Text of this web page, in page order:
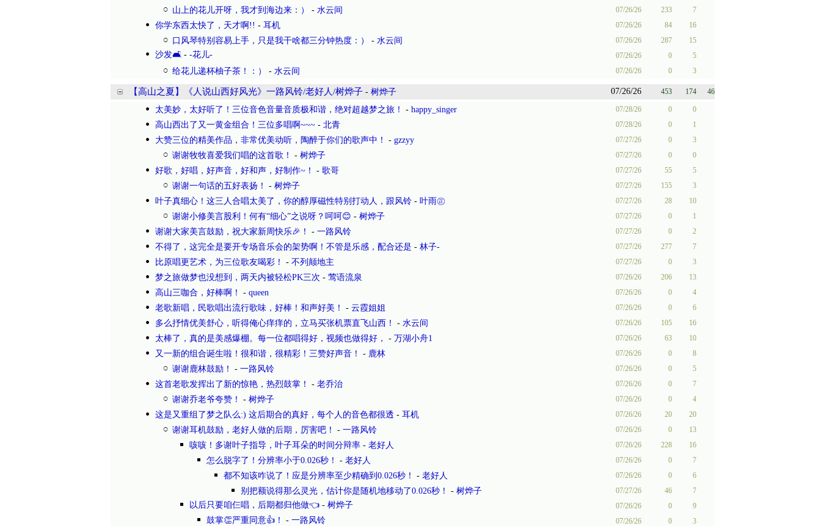
山上的花儿开呀，我才到海边来：） - 水云间 07/26/26 233 7
你学东西太快了，天才啊!! - 耳机 07/26/26 84 16
口风琴特别容易上手，只是我干啥都三分钟热度：） - 水云间 07/26/26 287 15
沙发🛋️ - -花儿- 07/26/26 0 5
给花儿递杯柚子茶！：） - 水云间 07/26/26 0 3
【高山之夏】《人说山西好风光》一路风铃/老好人/树烨子 - 树烨子 07/26/26 453 174 46
太美妙，太好听了！三位音色音量音质极和谐，绝对超越梦之旅！ - happy_singer 07/28/26 0 0
高山西出了又一黄金组合！三位多唱啊~~~ - 北青 07/28/26 0 1
大赞三位的精美作品，非常优美动听，陶醉于你们的歌声中！ - gzzyy 07/27/26 0 3
谢谢牧牧喜爱我们唱的这首歌！ - 树烨子 07/27/26 0 0
好歌，好唱，好声音，好和声，好制作~！ - 歌哥 07/27/26 55 5
谢谢一句话的五好表扬！ - 树烨子 07/27/26 155 3
叶子真细心！这三人合唱太美了，你的醇厚磁性特别打动人，跟风铃 - 叶雨㊣ 07/27/26 28 10
谢谢小修美言股利！何有“细心”之说呀？呵呵😊 - 树烨子 07/27/26 0 1
谢谢大家美言鼓励，祝大家新周快乐🎉！ - 一路风铃 07/27/26 0 2
不得了，这完全是要开专场音乐会的架势啊！不管是乐感，配合还是 - 林子- 07/27/26 277 7
比原唱更艺术，为三位歌友喝彩！ - 不列颠地主 07/27/26 0 3
梦之旅做梦也没想到，两天内被轻松PK三次 - 莺语流泉 07/26/26 206 13
高山三咖合，好棒啊！ - queen 07/26/26 0 4
老歌新唱，民歌唱出流行歌味，好棒！和声好美！ - 云霞姐姐 07/26/26 0 6
多么抒情优美舒心，听得俺心痒痒的，立马买张机票直飞山西！ - 水云间 07/26/26 105 16
太棒了，真的是美感爆棚。每一位都唱得好，视频也做得好， - 万湖小舟1 07/26/26 63 10
又一新的组合诞生啦！很和谐，很精彩！三赞好声音！ - 鹿林 07/26/26 0 8
谢谢鹿林鼓励！ - 一路风铃 07/26/26 0 5
这首老歌发挥出了新的惊艳，热烈鼓掌！ - 老乔治 07/26/26 0 7
谢谢乔老爷夸赞！ - 树烨子 07/26/26 0 4
这是又重组了梦之队么:) 这后期合的真好，每个人的音色都很透 - 耳机 07/26/26 20 20
谢谢耳机鼓励，老好人做的后期，厉害吧！ - 一路风铃 07/26/26 0 13
咳咳！多谢叶子指导，叶子耳朵的时间分辩率 - 老好人 07/26/26 228 16
怎么脱字了！分辨率小于0.026秒！ - 老好人 07/26/26 0 7
都不知该咋说了！应是分辨率至少精确到0.026秒！ - 老好人 07/26/26 0 6
别把额说得那么灵光，估计你是随机地移动了0.026秒！ - 树烨子 07/27/26 46 7
以后只要咱仨唱，后期都归他做👈 - 树烨子 07/26/26 0 9
鼓掌👏严重同意👍！ - 一路风铃 07/26/26 0 3